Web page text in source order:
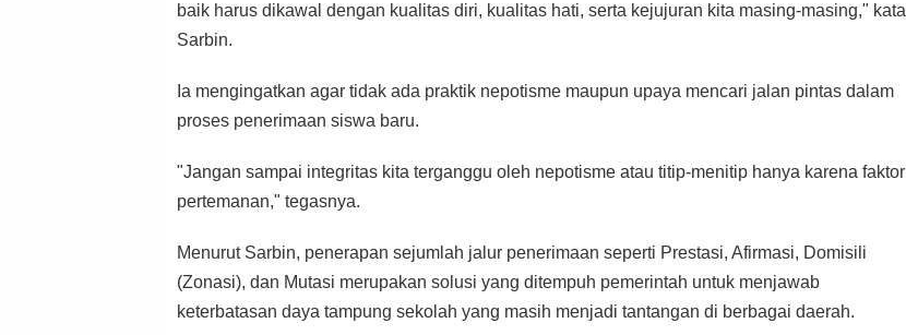
baik harus dikawal dengan kualitas diri, kualitas hati, serta kejujuran kita masing-masing," kata
Sarbin.
Ia mengingatkan agar tidak ada praktik nepotisme maupun upaya mencari jalan pintas dalam
proses penerimaan siswa baru.
"Jangan sampai integritas kita terganggu oleh nepotisme atau titip-menitip hanya karena faktor
pertemanan," tegasnya.
Menurut Sarbin, penerapan sejumlah jalur penerimaan seperti Prestasi, Afirmasi, Domisili
(Zonasi), dan Mutasi merupakan solusi yang ditempuh pemerintah untuk menjawab
keterbatasan daya tampung sekolah yang masih menjadi tantangan di berbagai daerah.